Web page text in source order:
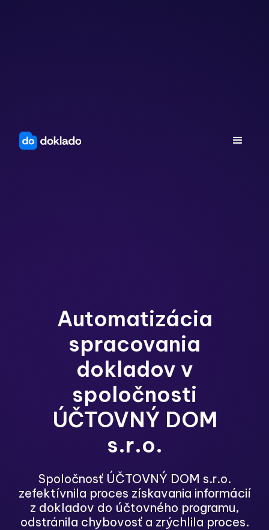
Automatizácia
spracovania
dokladov v
spoločnosti
ÚČTOVNÝ DOM
s.r.o.
Spoločnosť ÚČTOVNÝ DOM s.r.o.
zefektívnila proces získavania informácií
z dokladov do účtovného programu,
odstránila chybovosť a zrýchlila proces.